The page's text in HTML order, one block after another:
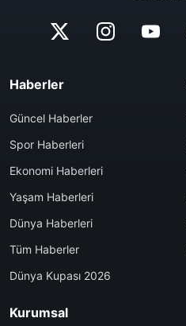
Haberler
Güncel Haberler
Spor Haberleri
Ekonomi Haberleri
Yaşam Haberleri
Dünya Haberleri
Tüm Haberler
Dünya Kupası 2026
Kurumsal